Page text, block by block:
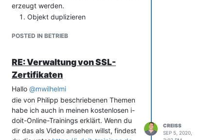
erzeugt werden.
Objekt duplizieren
Kategorie Allgemein den Zustand
Aus der Objekt-Liste heraus neben
dem Button neu auf den kleinen
Haken klicken und "Neues Objekt
aus Template" auswählen
(alternativ über Extras -> CMDB auf
Templates klicken)
Namen setzen, Anzahl setzen,
Objektzähler konfigurieren
POSTED IN BETRIEB
RE: Verwaltung von SSL-
Zertifikaten
Hallo @mwilhelmi
die von Philipp beschriebenen Themen
habe ich auch in meinen kostenlosen i-
doit-Online-Trainings erklärt. Wenn du
dir das als Video ansehen willst, findest
CREISS
SEP 5, 2020,